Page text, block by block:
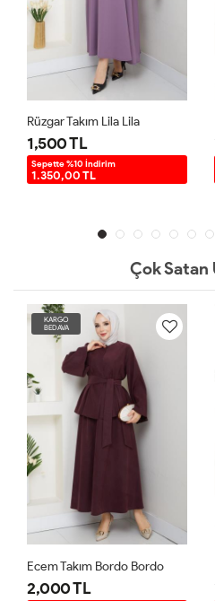
Rüzgar Takım Lila Lila
1,500 TL
Sepette %10 İndirim
1.350,00 TL
Çok
KARGO
BEDAVA
Ecem Takım Bordo Bordo
2,000 TL